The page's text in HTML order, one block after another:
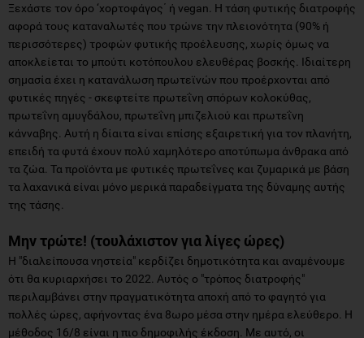
Ξεχάστε τον όρο ‘χορτοφάγος΄ ή vegan. Η τάση φυτικής διατροφής
αφορά τους καταναλωτές που τρώνε την πλειονότητα (90% ή
περισσότερες) τροφών φυτικής προέλευσης, χωρίς όμως να
αποκλείεται το μπούτι κοτόπουλου ελευθέρας βοσκής. Ιδιαίτερη
σημασία έχει η κατανάλωση πρωτεϊνών που προέρχονται από
φυτικές πηγές - σκεφτείτε πρωτεΐνη σπόρων κολοκύθας,
πρωτεΐνη αμυγδάλου, πρωτεΐνη μπιζελιού και πρωτεΐνη
κάνναβης. Αυτή η δίαιτα είναι επίσης εξαιρετική για τον πλανήτη,
επειδή τα φυτά έχουν πολύ χαμηλότερο αποτύπωμα άνθρακα από
τα ζώα. Τα προϊόντα με φυτικές πρωτεΐνες και ζυμαρικά με βάση
τα λαχανικά είναι μόνο μερικά παραδείγματα της δύναμης αυτής
της τάσης.
Μην τρώτε! (τουλάχιστον για λίγες ώρες)
Η "διαλείπουσα νηστεία" κερδίζει δημοτικότητα και αναμένουμε
ότι θα κυριαρχήσει το 2022. Αυτός ο "τρόπος διατροφής"
περιλαμβάνει στην πραγματικότητα αποχή από το φαγητό για
πολλές ώρες, αφήνοντας ένα 8ωρο μέσα στην ημέρα ελεύθερο. Η
μέθοδος 16/8 είναι η πιο δημοφιλής έκδοση. Με αυτό, οι